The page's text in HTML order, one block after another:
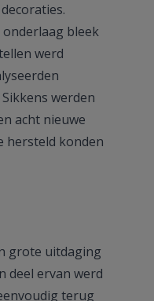
bleek
werd
werden
acht nieuwe
hersteld konden
grote uitdaging
deel ervan werd
terug